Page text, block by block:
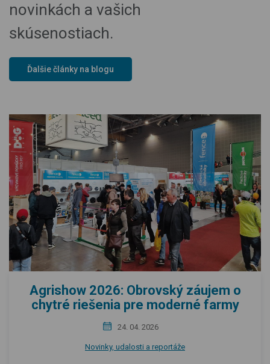
novinkách a vašich
skúsenostiach.
Ďalšie články na blogu
Agrishow 2026: Obrovský záujem o
chytré riešenia pre moderné farmy
24. 04. 2026
Novinky, udalosti a reportáže